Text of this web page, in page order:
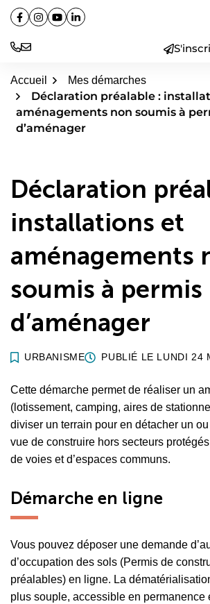
Aller
au
contenu
Facebook
(ouverture dans un nouvel onglet)
Instagram
(ouverture dans un nouvel onglet)
YouTube
(ouverture dans un nouvel onglet)
Linkedin
(ouverture dans un nouvel
Accueil Mes démarches
Déclaration préalable :
aménagements non soumis à
d’aménager
Déclaration
installations et
aménagements
soumis à permis
d’aménager
URBANISME PUBLIÉ LE LUNDI 24
Cette démarche permet de réaliser un
(lotissement, camping, aires de
diviser un terrain pour en détacher un
vue de construire hors secteurs
de voies et d’espaces communs.
Démarche en ligne
Vous pouvez déposer une demande
d’occupation des sols (Permis de
préalables) en ligne. La
plus souple, accessible en permanence